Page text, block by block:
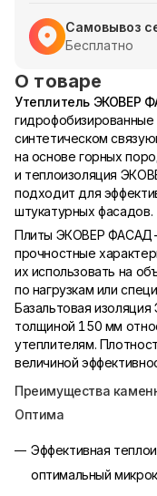
Самовывоз
Бесплатно
О товаре
Утеплитель ЭКОВЕР
синтетическом
на основе горных
и теплоизоляция
подходит для
штукатурных фасадов.
Плиты ЭКОВЕР
прочностные
их использовать на
по нагрузкам или
Базальтовая
толщиной 150 мм
утеплителям.
величиной
Преимущества
Оптима
Эффективная
оптимальный